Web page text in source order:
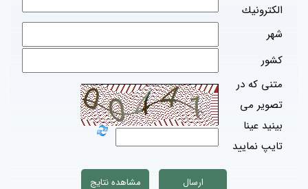
الكترونيك
شهر
كشور
متنی که در
تصویر می
بینید عینا
تایپ نمایید